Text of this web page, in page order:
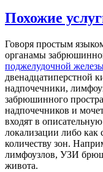
Похожие
Говоря простым
органамы
поджелудочной
двенадцатиперстной
надпочечники,
забрюшинного
надпочечников и
входят в
локализации либо как
количеству зон.
лимфоузлов, УЗИ
живота.